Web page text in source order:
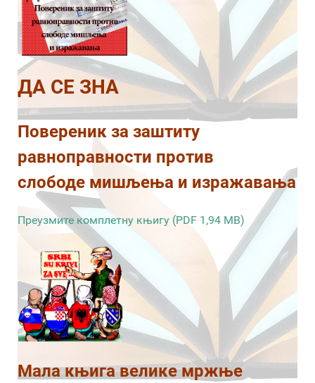
ДА СЕ ЗНА
Повереник за заштиту
равноправности против
слободе мишљења и изражавања
Преузмите комплетну књигу (PDF 1,94 MB)
Мала књига велике мржње